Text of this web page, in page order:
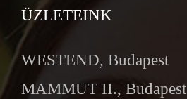
ÜZLETEINK
WESTEND, Budapest
MAMMUT II., Budapest